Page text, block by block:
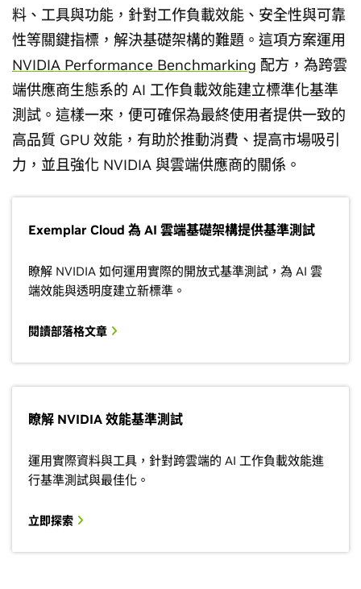
料、工具與功能，針對工作負載效能、安全性與可靠
性等關鍵指標，解決基礎架構的難題。這項方案運用
NVIDIA Performance Benchmarking 配方，為跨雲
端供應商生態系的 AI 工作負載效能建立標準化基準
測試。這樣一來，便可確保為最終使用者提供一致的
高品質 GPU 效能，有助於推動消費、提高市場吸引
力，並且強化 NVIDIA 與雲端供應商的關係。
Exemplar Cloud 為 AI 雲端基礎架構提供基準測試
瞭解 NVIDIA 如何運用實際的開放式基準測試，為 AI 雲
端效能與透明度建立新標準。
閱讀部落格文章
瞭解 NVIDIA 效能基準測試
運用實際資料與工具，針對跨雲端的 AI 工作負載效能進
行基準測試與最佳化。
立即探索